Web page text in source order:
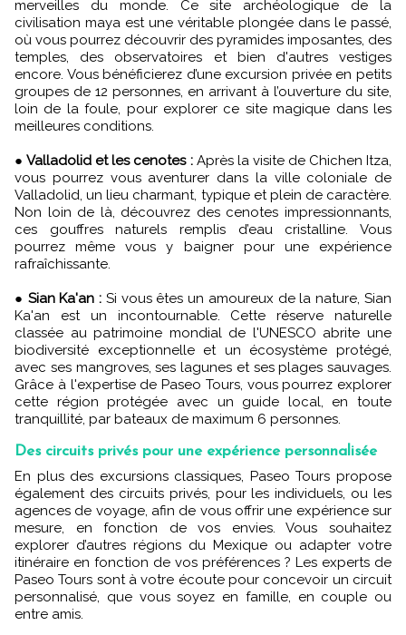
merveilles du monde. Ce site archéologique de la
civilisation maya est une véritable plongée dans le passé,
où vous pourrez découvrir des pyramides imposantes, des
temples, des observatoires et bien d'autres vestiges
encore. Vous bénéficierez d’une excursion privée en petits
groupes de 12 personnes, en arrivant à l’ouverture du site,
loin de la foule, pour explorer ce site magique dans les
meilleures conditions.
●Valladolid et les cenotes :Après la visite de Chichen Itza,
vous pourrez vous aventurer dans la ville coloniale de
Valladolid, un lieu charmant, typique et plein de caractère.
Non loin de là, découvrez des cenotes impressionnants,
ces gouffres naturels remplis d’eau cristalline. Vous
pourrez même vous y baigner pour une expérience
rafraîchissante.
● Sian Ka'an : Si vous êtes un amoureux de la nature, Sian
Ka'an est un incontournable. Cette réserve naturelle
classée au patrimoine mondial de l'UNESCO abrite une
biodiversité exceptionnelle et un écosystème protégé,
avec ses mangroves, ses lagunes et ses plages sauvages.
Grâce à l'expertise de Paseo Tours, vous pourrez explorer
cette région protégée avec un guide local, en toute
tranquillité, par bateaux de maximum 6 personnes.
Des circuits privés pour une expérience personnalisée
En plus des excursions classiques, Paseo Tours propose
également des circuits privés, pour les individuels, ou les
agences de voyage, afin de vous offrir une expérience sur
mesure, en fonction de vos envies. Vous souhaitez
explorer d’autres régions du Mexique ou adapter votre
itinéraire en fonction de vos préférences ? Les experts de
Paseo Tours sont à votre écoute pour concevoir un circuit
personnalisé, que vous soyez en famille, en couple ou
entre amis.